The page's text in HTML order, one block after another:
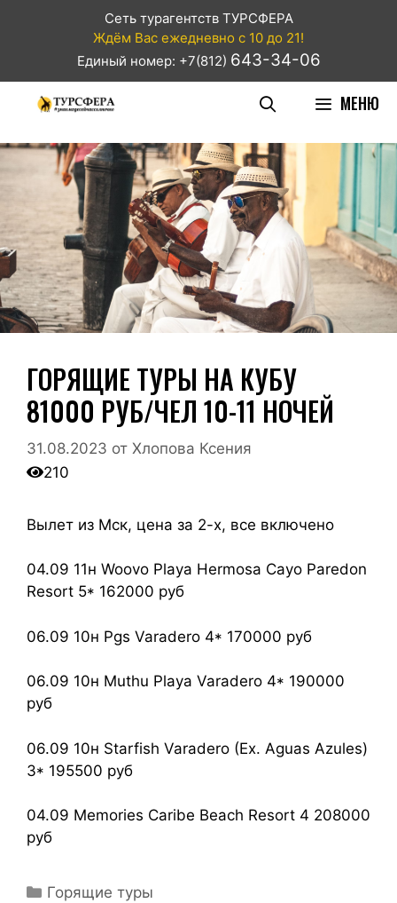
Сеть турагентств ТУРСФЕРА
Ждём Вас ежедневно с 10 до 21!
Единый номер: +7(812) 643-34-06
МЕНЮ
ГОРЯЩИЕ ТУРЫ НА КУБУ
81000 РУБ/ЧЕЛ 10-11 НОЧЕЙ
31.08.2023 от Хлопова Ксения
210
Вылет из Мск, цена за 2-х, все включено
04.09 11н Woovo Playa Hermosa Cayo Paredon
Resort 5* 162000 руб
06.09 10н Pgs Varadero 4* 170000 руб
06.09 10н Muthu Playa Varadero 4* 190000
руб
06.09 10н Starfish Varadero (Ex. Aguas Azules)
3* 195500 руб
04.09 Memories Caribe Beach Resort 4 208000
руб
Горящие туры